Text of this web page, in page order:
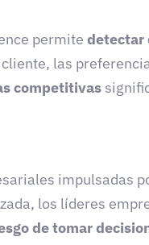
permite detectar
las
competitivas
impulsadas
los líderes
de tomar